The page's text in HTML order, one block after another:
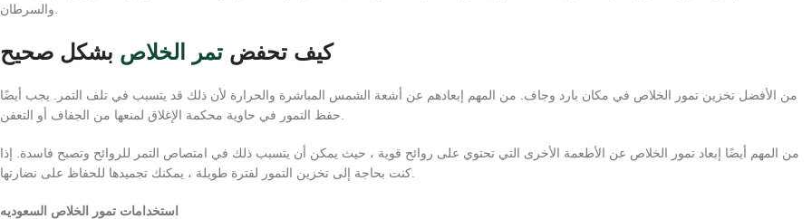
كيف تحفض تمر الخلاص بشكل صحيح
من الأفضل تخزين تمور الخلاص في مكان بارد وجاف. من المهم إبعادهم عن أشعة الشمس المباشرة والحرارة لأن ذلك قد يتسبب في تلف التمر. يجب أيضًا
من المهم أيضًا إبعاد تمور الخلاص عن الأطعمة الأخرى التي تحتوي على روائح قوية ، حيث يمكن أن يتسبب ذلك في امتصاص التمر للروائح وتصبح فاسدة. إذا
استخدامات تمور الخلاص السعوديه